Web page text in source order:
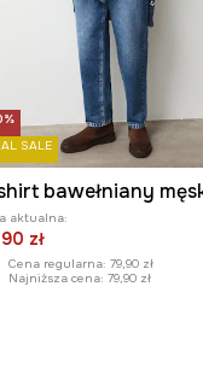
SALE
aktualna:
zł
Cena regularna: 79,90 zł
Najniższa cena: 79,90 zł